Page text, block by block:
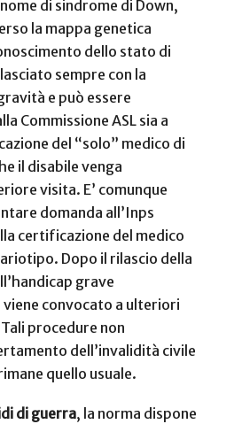
di sindrome di Down,
la mappa genetica
dello stato di
sempre con la
e può essere
Commissione ASL sia a
del “solo” medico di
il disabile venga
visita. E’ comunque
domanda all’Inps
certificazione del medico
Dopo il rilascio della
grave
viene convocato a ulteriori
procedure non
dell’invalidità civile
quello usuale.
di guerra, la norma dispone